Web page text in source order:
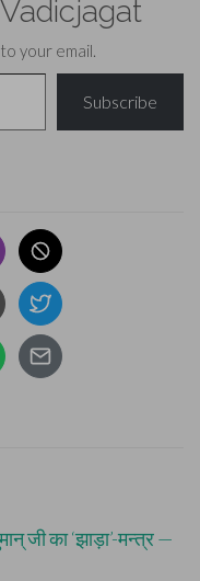
your email.
Subscribe
जी का ‘झाड़ा’-मन्त्र —